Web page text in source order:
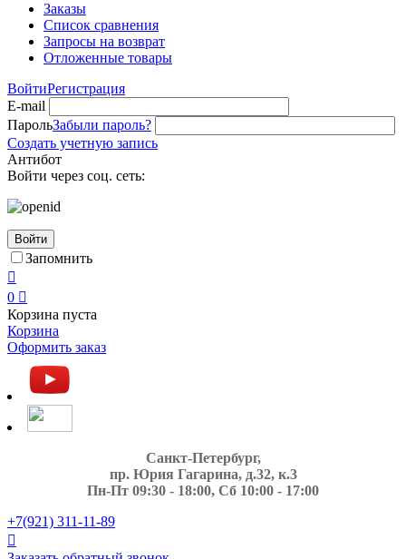
Заказы
Список сравнения
Запросы на возврат
Отложенные товары
ВойтиРегистрация
E-mail
ПарольЗабыли пароль?
Создать учетную запись
Антибот
Войти через соц. сеть:
Войти
Запомнить

0 
Корзина пуста
Корзина
Оформить заказ
Санкт-Петербург,
пр. Юрия Гагарина, д.32, к.3
Пн-Пт 09:30 - 18:00, Сб 10:00 - 17:00
+7(921) 311-11-89
